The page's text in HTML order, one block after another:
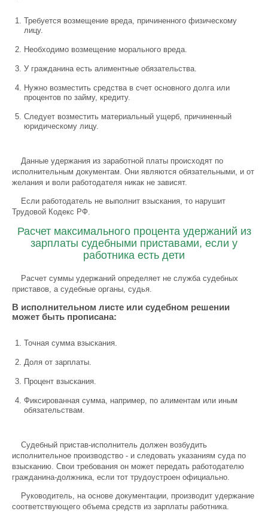
Требуется возмещение вреда, причиненного физическому
лицу.
Необходимо возмещение морального вреда.
У гражданина есть алиментные обязательства.
Нужно возместить средства в счет основного долга или
процентов по займу, кредиту.
Следует возместить материальный ущерб, причиненный
юридическому лицу.
Данные удержания из заработной платы происходят по
исполнительным документам. Они являются обязательными, и от
желания и воли работодателя никак не зависят.
Если работодатель не выполнит взыскания, то нарушит
Трудовой Кодекс РФ.
Расчет максимального процента удержаний из
зарплаты судебными приставами, если у
работника есть дети
Расчет суммы удержаний определяет не служба судебных
приставов, а судебные органы, судья.
В исполнительном листе или судебном решении
может быть прописана:
Точная сумма взыскания.
Доля от зарплаты.
Процент взыскания.
Фиксированная сумма, например, по алиментам или иным
обязательствам.
Судебный пристав-исполнитель должен возбудить
исполнительное производство - и следовать указаниям суда по
взысканию. Свои требования он может передать работодателю
гражданина-должника, если тот трудоустроен официально.
Руководитель, на основе документации, производит удержание
соответствующего объема средств из зарплаты работника.